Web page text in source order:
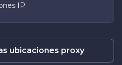
IP
ubicaciones proxy